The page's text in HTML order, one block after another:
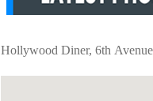
Hollywood Diner, 6th